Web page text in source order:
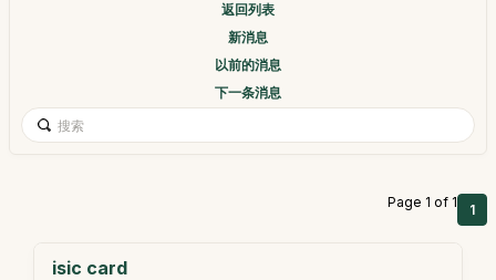
返回列表
新消息
以前的消息
下一条消息
Page 1 of 1 1
isic card